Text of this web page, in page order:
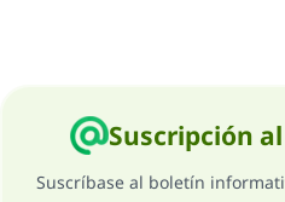
Suscripción
Suscríbase al boletín